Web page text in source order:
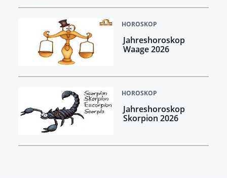
HOROSKOP
Jahreshoroskop
Waage 2026
HOROSKOP
Jahreshoroskop
Skorpion 2026